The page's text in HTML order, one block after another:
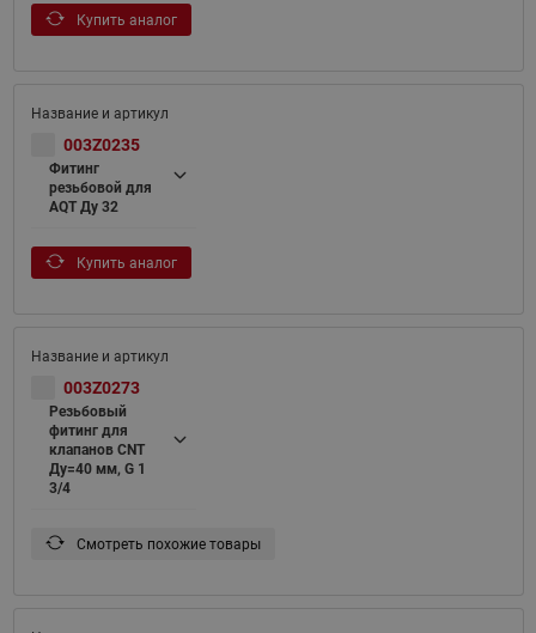
Купить аналог
003Z0235
Фитинг
резьбовой для
AQT Ду 32
Купить аналог
003Z0273
Резьбовый
фитинг для
клапанов CNT
Ду=40 мм, G 1
3/4
Смотреть похожие товары